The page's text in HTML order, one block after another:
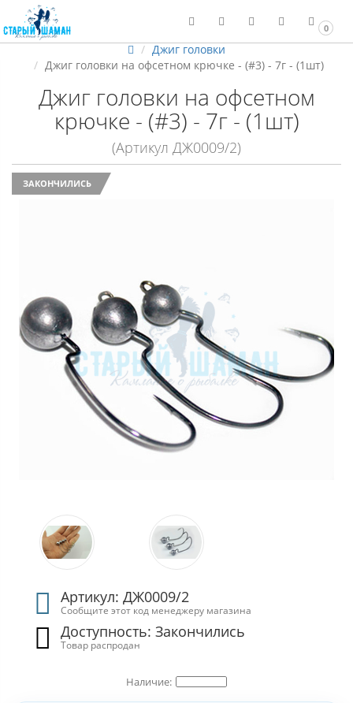
0
Джиг головки
Джиг головки на офсетном крючке - (#3) - 7г - (1шт)
Джиг головки на офсетном
крючке - (#3) - 7г - (1шт)
(Артикул ДЖ0009/2)
ЗАКОНЧИЛИСЬ
Артикул: ДЖ0009/2
Сообщите этот код менеджеру магазина
Доступность: Закончились
Товар распродан